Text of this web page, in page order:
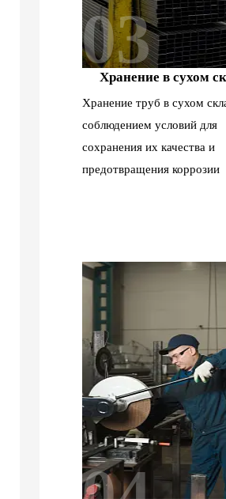
03
Хранение в сухом
Хранение труб в сухом
соблюдением условий для
сохранения их качества и
предотвращения коррозии